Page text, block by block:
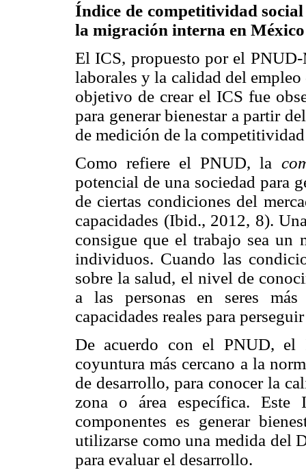
Índice de competitividad
la migración interna en México
El ICS, propuesto por el
laborales y la calidad del
objetivo de crear el ICS fue
para generar bienestar a partir
de medición de la
Como refiere el PNUD, la
potencial de una sociedad para
de ciertas condiciones del
capacidades (Ibid., 2012, 8).
consigue que el trabajo sea un
individuos. Cuando las
sobre la salud, el nivel de
a las personas en seres
capacidades reales para
De acuerdo con el PNUD, el
coyuntura más cercano a la
de desarrollo, para conocer la
zona o área específica.
componentes es generar
utilizarse como una medida del
para evaluar el desarrollo.